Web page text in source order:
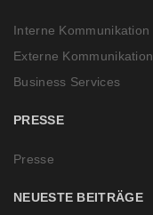
Interne Kommunikation
Externe Kommunikation
Business Services
PRESSE
Presse
NEUESTE BEITRÄGE